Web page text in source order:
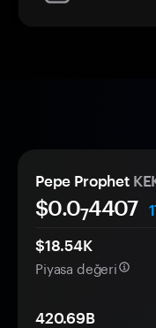
Pepe Prophet
$0.074407
$18.54K
Piyasa değeri
420.69B